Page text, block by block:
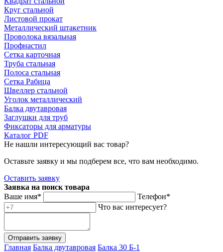
Круг стальной
Листовой прокат
Металлический штакетник
Проволока вязальная
Профнастил
Сетка карточная
Труба стальная
Полоса стальная
Сетка Рабица
Швеллер стальной
Уголок металлический
Балка двутавровая
Заглушки для труб
Фиксаторы для арматуры
Каталог PDF
Не нашли интересующий вас товар?
Оставьте заявку и мы подберем все, что вам необходимо.
Оставить заявку
Заявка на поиск товара
Ваше имя*
Телефон*
Что вас интересует?
Главная Балка двутавровая Балка 30 Б-1